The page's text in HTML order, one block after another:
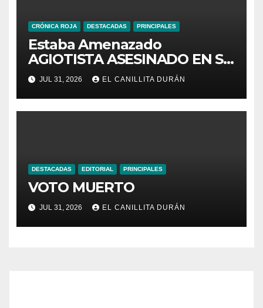
CRÓNICA ROJA DESTACADAS PRINCIPALES
Estaba Amenazado
AGIOTISTA ASESINADO EN SU
NEGOCIO
JUL 31, 2026 EL CANILLITA DURÁN
DESTACADAS EDITORIAL PRINCIPALES
VOTO MUERTO
JUL 31, 2026 EL CANILLITA DURÁN